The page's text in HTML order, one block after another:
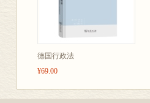
德国行政法
¥69.00